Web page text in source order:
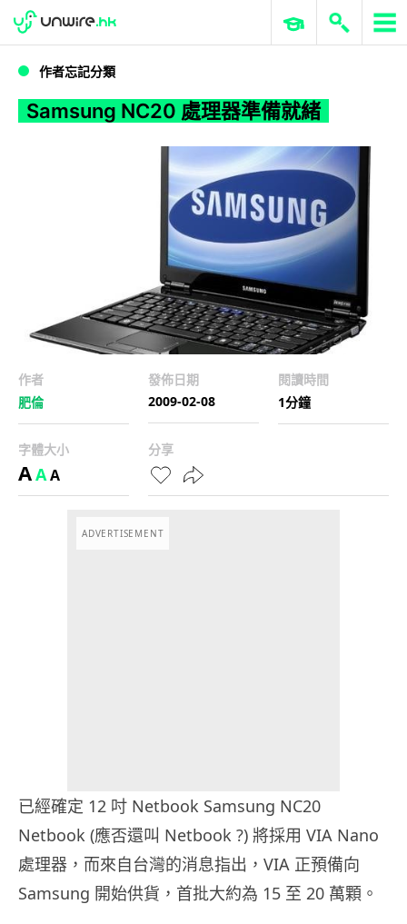
Samsung NC20 處理器準備就緒
WWDC 2026 ERP 與商業 AI
作者忘記分類
Samsung NC20 處理器準備就緒
作者
肥倫
發佈日期
2009-02-08
閱讀時間
1分鐘
字體大小
AAA
分享
ADVERTISEMENT
已經確定 12 吋 Netbook Samsung NC20
Netbook (應否還叫 Netbook ?) 將採用 VIA Nano
處理器，而來自台灣的消息指出，VIA 正預備向
Samsung 開始供貨，首批大約為 15 至 20 萬顆。